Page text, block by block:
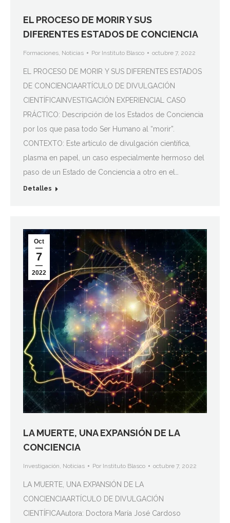
EL PROCESO DE MORIR Y SUS
DIFERENTES ESTADOS DE CONCIENCIA
Formaciones, Noticias Por Instituto Blasco octubre 7, 2022
EL PROCESO DE MORIR Y SUS DIFERENTES ESTADOS
DE CONCIENCIAARTÍCULO DE DIVULGACIÓN
CIENTÍFICAINVESTIGACIÓN EXPERIENCIAL CASO
PRÁCTICO: Descripción de los Estados de Conciencia
por los que pasa todo Ser Humano al “morir”.
CONTEXTO: Este artículo de divulgación científica,
plasma en papel, un caso especialmente hermoso del
paso de un Estado de Conciencia a otro en el…
Detalles
Oct
7
2022
LA MUERTE, UNA EXPANSIÓN DE LA
CONCIENCIA
Investigación, Noticias Por Instituto Blasco octubre 7, 2022
LA MUERTE, UNA EXPANSIÓN DE LA
CONCIENCIAARTÍCULO DE DIVULGACIÓN
CIENTÍFICAAutora: Doctora María José Cardoso